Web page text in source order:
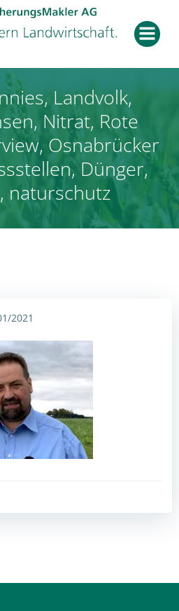
Zum
Inhalt
springen
Landvolk,
Nitrat, Rote
Osnabrücker
Dünger,
naturschutz
2021